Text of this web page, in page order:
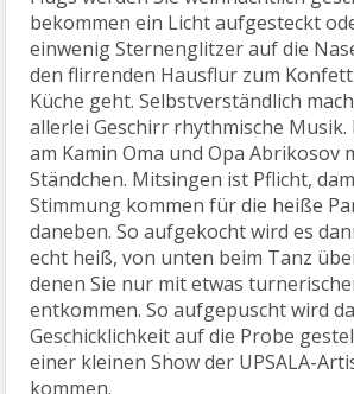
Flugs werden Sie weihnachtlich
bekommen ein Licht aufgesteckt
einwenig Sternenglitzer auf die
den flirrenden Hausflur zum
Küche geht. Selbstverständlich
allerlei Geschirr rhythmische Musik.
am Kamin Oma und Opa Abrikosov
Ständchen. Mitsingen ist Pflicht,
Stimmung kommen für die heiße
daneben. So aufgekocht wird es
echt heiß, von unten beim Tanz
denen Sie nur mit etwas
entkommen. So aufgepuscht wird
Geschicklichkeit auf die Probe
einer kleinen Show der UPSALA-